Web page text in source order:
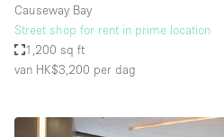
Causeway Bay
Street shop for rent in prime location
1,200 sq ft
van HK$3,200 per dag